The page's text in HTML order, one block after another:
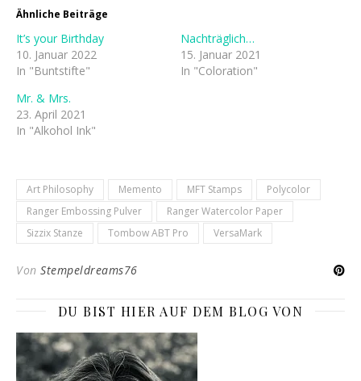
Ähnliche Beiträge
It’s your Birthday
10. Januar 2022
In "Buntstifte"
Nachträglich…
15. Januar 2021
In "Coloration"
Mr. & Mrs.
23. April 2021
In "Alkohol Ink"
Art Philosophy Memento MFT Stamps
Polycolor
Ranger Embossing Pulver
Ranger Watercolor Paper
Sizzix Stanze
Tombow ABT Pro VersaMark
Von Stempeldreams76
DU BIST HIER AUF DEM BLOG VON